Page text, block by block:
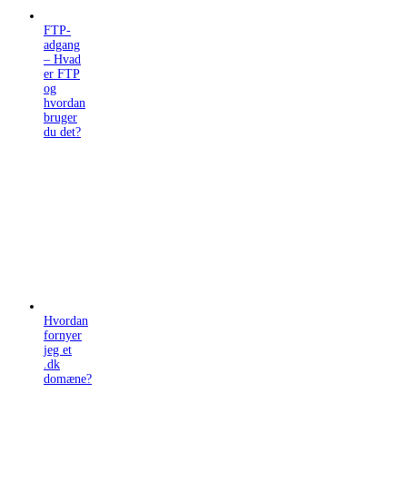
FTP-
adgang
– Hvad
er FTP
og
hvordan
bruger
du det?
Hvordan
fornyer
jeg et
.dk
domæne?